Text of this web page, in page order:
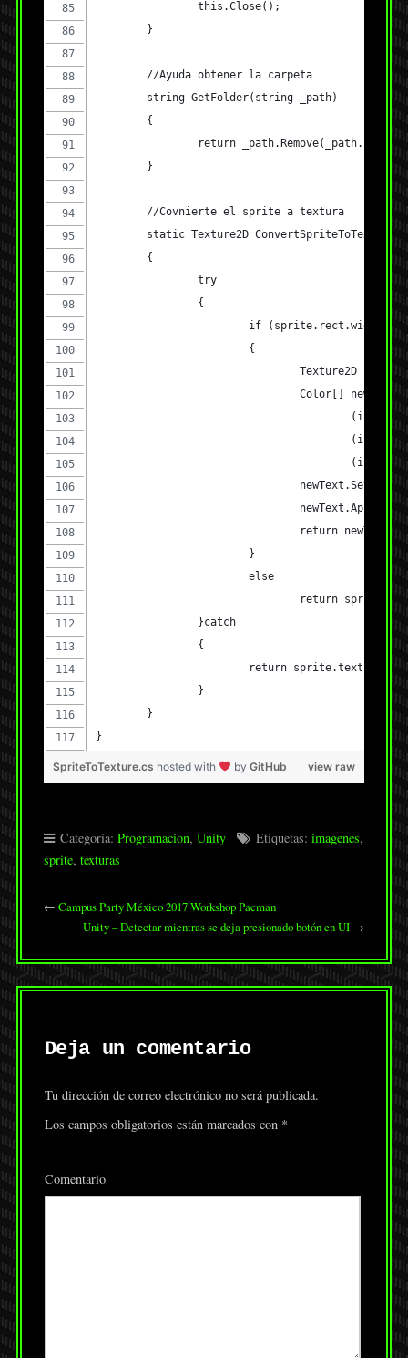
		this.Close();
	}
	//Ayuda obtener la carpeta
	string GetFolder(string _path)
	{
return
	}
	//Covnierte el sprite a textura
static Texture2D
	{
		try
		{
if (sprite.rect.width
			{
Texture2D
Color[]
				newText.Apply();
				return newText;
			}
			else
return
		}catch
		{
			return sprite.texture;
		}
	}
}
view raw
SpriteToTexture.cs hosted with by GitHub
Categoría: Programacion, Unity Etiquetas: imagenes,
sprite, texturas
← Campus Party México 2017 Workshop Pacman
Unity – Detectar mientras se deja presionado botón en UI →
Deja un comentario
Tu dirección de correo electrónico no será publicada.
Los campos obligatorios están marcados con *
Comentario